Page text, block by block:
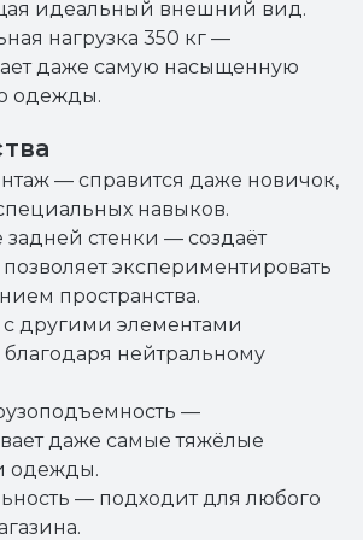
идеальный внешний вид.
нагрузка 350 кг —
даже самую насыщенную
одежды.
— справится даже новичок,
навыков.
задней стенки — создаёт
позволяет экспериментировать
пространства.
с другими элементами
нейтральному
—
даже самые тяжёлые
одежды.
— подходит для любого